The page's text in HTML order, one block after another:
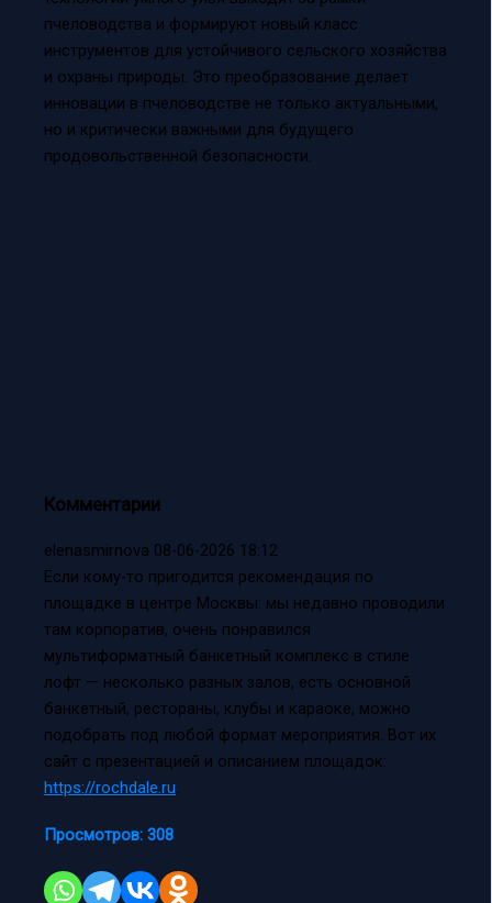
пчеловодства и формируют новый класс
инструментов для устойчивого сельского хозяйства
и охраны природы. Это преобразование делает
инновации в пчеловодстве не только актуальными,
но и критически важными для будущего
продовольственной безопасности.
Комментарии
elenasmirnova 08-06-2026 18:12
Если кому-то пригодится рекомендация по
площадке в центре Москвы: мы недавно проводили
там корпоратив, очень понравился
мультиформатный банкетный комплекс в стиле
лофт — несколько разных залов, есть основной
банкетный, рестораны, клубы и караоке, можно
подобрать под любой формат мероприятия. Вот их
сайт с презентацией и описанием площадок:
https://rochdale.ru
Просмотров: 308